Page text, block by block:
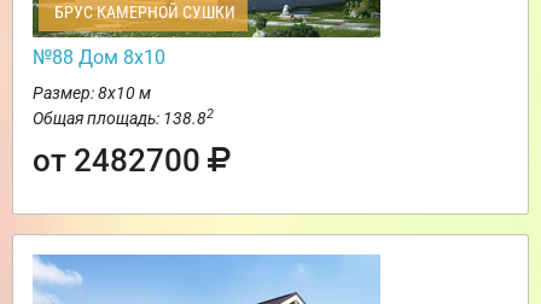
БРУС КАМЕРНОЙ СУШКИ
№88 Дом 8х10
Размер: 8х10 м
Общая площадь: 138.82
от 2482700